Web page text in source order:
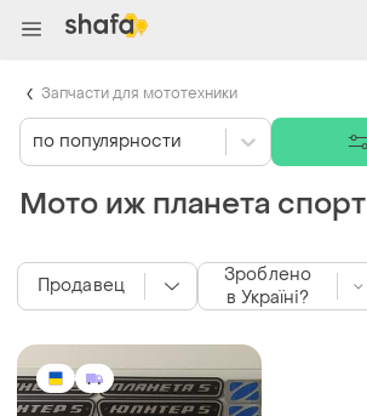
Мото иж планета спорт
Продавец
Зроблено
в Україні?
по популярности
Запчасти для мототехники